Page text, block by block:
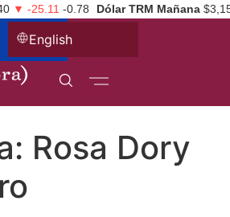
▼ -25.11 -0.78 Dólar TRM Mañana
English
Rosa Dory